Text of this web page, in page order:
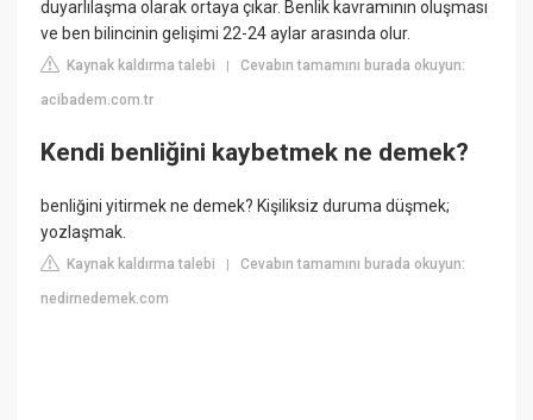
duyarlılaşma olarak ortaya çıkar. Benlik kavramının oluşması
ve ben bilincinin gelişimi 22-24 aylar arasında olur.
Kaynak kaldırma talebi |Cevabın tamamını burada okuyun:
acibadem.com.tr
Kendi benliğini kaybetmek ne demek?
benliğini yitirmek ne demek? Kişiliksiz duruma düşmek;
yozlaşmak.
Kaynak kaldırma talebi |Cevabın tamamını burada okuyun:
nedirnedemek.com